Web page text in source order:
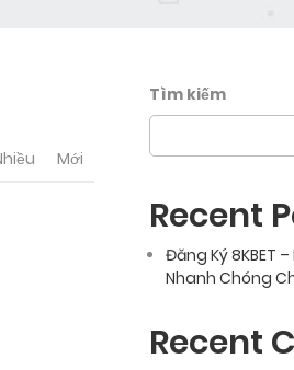
Mới
Tìm kiếm
Recent
Đăng Ký 8KBET
Nhanh Chóng
Recent